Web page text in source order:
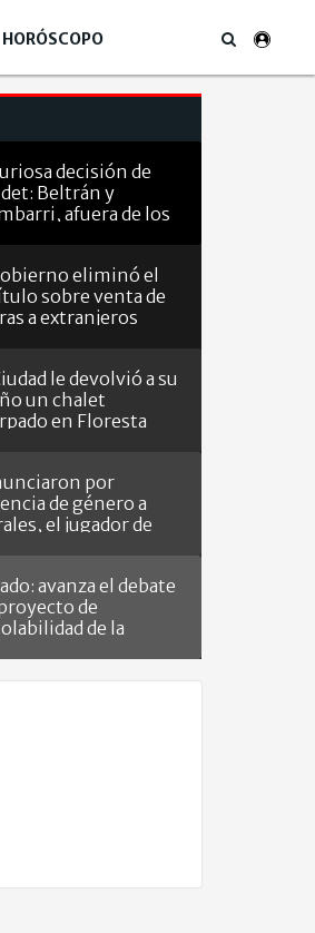
HORÓSCOPO
decisión de
Beltrán y
afuera de los
eliminó el
sobre venta de
a extranjeros
le devolvió a su
un chalet
en Floresta
por
de género a
el jugador de
avanza el debate
de
de la